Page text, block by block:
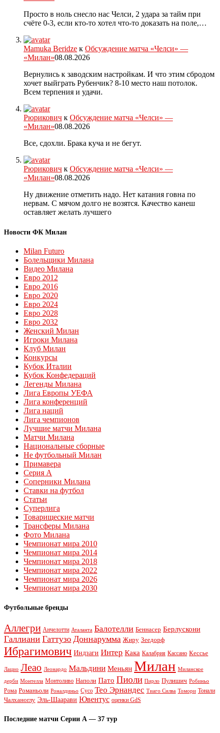
Просто в ноль снесло нас Челси, 2 удара за тайм при
счёте 0-3, если кто-то хотел что-то доказать на поле,…
Mamuka Beridze к Обсуждение матча «Челси» —
«Милан»08.08.2026
Вернулись к заводским настройкам. И что этим сбродом
хочет выйграть Рубенчик? 8-10 место наш потолок.
Всем терпения и удачи.
Рюрикович к Обсуждение матча «Челси» —
«Милан»08.08.2026
Все, сдохли. Брака куча и не бегут.
Рюрикович к Обсуждение матча «Челси» —
«Милан»08.08.2026
Ну движение отметить надо. Нет катания говна по
нервам. С мячом долго не возятся. Качество канеш
оставляет желать лучшего
Новости ФК Милан
Milan Futuro
Болельщики Милана
Видео Милана
Евро 2012
Евро 2016
Евро 2020
Евро 2024
Евро 2028
Евро 2032
Женский Милан
Игроки Милана
Клуб Милан
Конкурсы
Кубок Италии
Кубок Конфедераций
Легенды Милана
Лига Европы УЕФА
Лига конференций
Лига наций
Лига чемпионов
Лучшие матчи Милана
Матчи Милана
Национальные сборные
Не футбольный Милан
Примавера
Серия А
Соперники Милана
Ставки на футбол
Статьи
Суперлига
Товарищеские матчи
Трансферы Милана
Фото Милана
Чемпионат мира 2010
Чемпионат мира 2014
Чемпионат мира 2018
Чемпионат мира 2022
Чемпионат мира 2026
Чемпионат мира 2030
Футбольные бренды
Аллегри Анчелотти Аталанта Балотелли Беннасер Берлускони
Галлиани Гаттузо Доннарумма Жиру Зеедорф
Ибрагимович Индзаги Интер Кака Калабрия Кассано Кессье
Лацио Леао Леонардо Мальдини Меньян Милан Миланское
дерби Монтелла Монтоливо Наполи Пато Пиоли Пирло Пулишич Робиньо
Рома Романьоли Роналдиньо Сусо Тео Эрнандес Тиаго Силва Томори Тонали
Чалханоглу Эль-Шаарави Ювентус оценки GdS
Последние матчи Серии А — 37 тур